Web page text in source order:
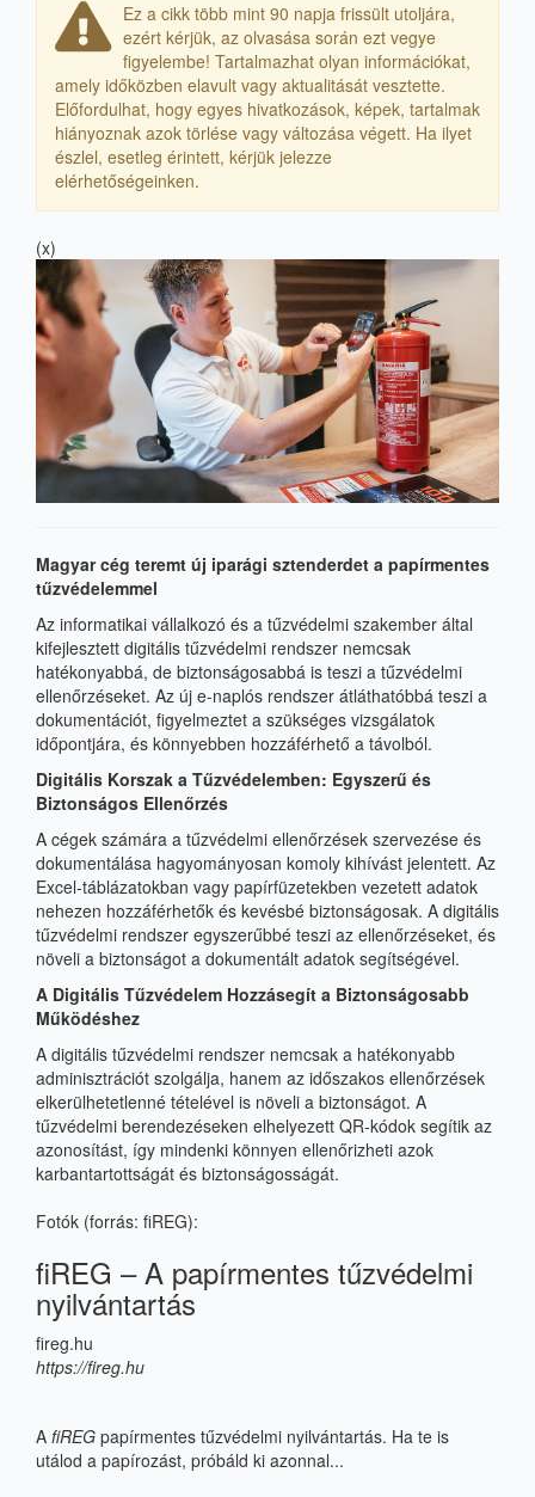
Ez a cikk több mint 90 napja frissült utoljára,
ezért kérjük, az olvasása során ezt vegye
figyelembe! Tartalmazhat olyan információkat,
amely időközben elavult vagy aktualitását vesztette.
Előfordulhat, hogy egyes hivatkozások, képek, tartalmak
hiányoznak azok törlése vagy változása végett. Ha ilyet
észlel, esetleg érintett, kérjük jelezze
elérhetőségeinken.
(x)
Magyar cég teremt új iparági sztenderdet a papírmentes
tűzvédelemmel
Az informatikai vállalkozó és a tűzvédelmi szakember által
kifejlesztett digitális tűzvédelmi rendszer nemcsak
hatékonyabbá, de biztonságosabbá is teszi a tűzvédelmi
ellenőrzéseket. Az új e-naplós rendszer átláthatóbbá teszi a
dokumentációt, figyelmeztet a szükséges vizsgálatok
időpontjára, és könnyebben hozzáférhető a távolból.
Digitális Korszak a Tűzvédelemben: Egyszerű és
Biztonságos Ellenőrzés
A cégek számára a tűzvédelmi ellenőrzések szervezése és
dokumentálása hagyományosan komoly kihívást jelentett. Az
Excel-táblázatokban vagy papírfüzetekben vezetett adatok
nehezen hozzáférhetők és kevésbé biztonságosak. A digitális
tűzvédelmi rendszer egyszerűbbé teszi az ellenőrzéseket, és
növeli a biztonságot a dokumentált adatok segítségével.
A Digitális Tűzvédelem Hozzásegít a Biztonságosabb
Működéshez
A digitális tűzvédelmi rendszer nemcsak a hatékonyabb
adminisztrációt szolgálja, hanem az időszakos ellenőrzések
elkerülhetetlenné tételével is növeli a biztonságot. A
tűzvédelmi berendezéseken elhelyezett QR-kódok segítik az
azonosítást, így mindenki könnyen ellenőrizheti azok
karbantartottságát és biztonságosságát.
Fotók (forrás: fiREG):
fiREG – A papírmentes tűzvédelmi
nyilvántartás
fireg.hu
https://fireg.hu
A fiREG papírmentes tűzvédelmi nyilvántartás. Ha te is
utálod a papírozást, próbáld ki azonnal...